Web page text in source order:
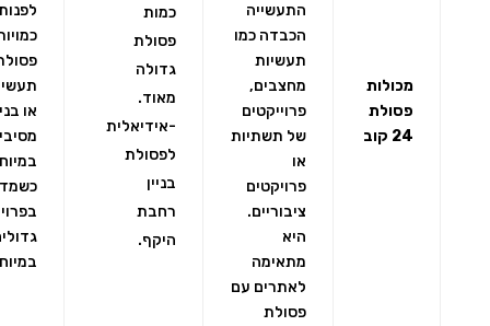
מכולות
פסולת
24 קוב
התעשייה
הכבדה כמו
תעשיות
מחצבים,
פרוייקטים
של תשתיות
או
פרויקטים
ציבוריים.
היא
מתאימה
לאתרים עם
פסולת
כמות
פסולת
גדולה
מאוד.
-אידיאלית
לפסולת
בניין
רחבת
היקף.
או